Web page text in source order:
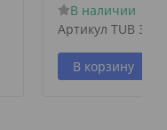
В наличии
Артикул TUB
В корзину